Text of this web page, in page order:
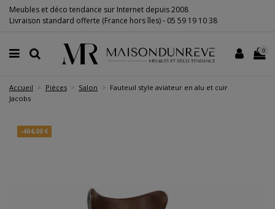
Meubles et déco tendance sur Internet depuis 2008
Livraison standard offerte (France hors îles) - 05 59 19 10 38
0
Accueil Pièces Salon
Fauteuil style aviateur en alu et cuir
Jacobs
-404,00 €